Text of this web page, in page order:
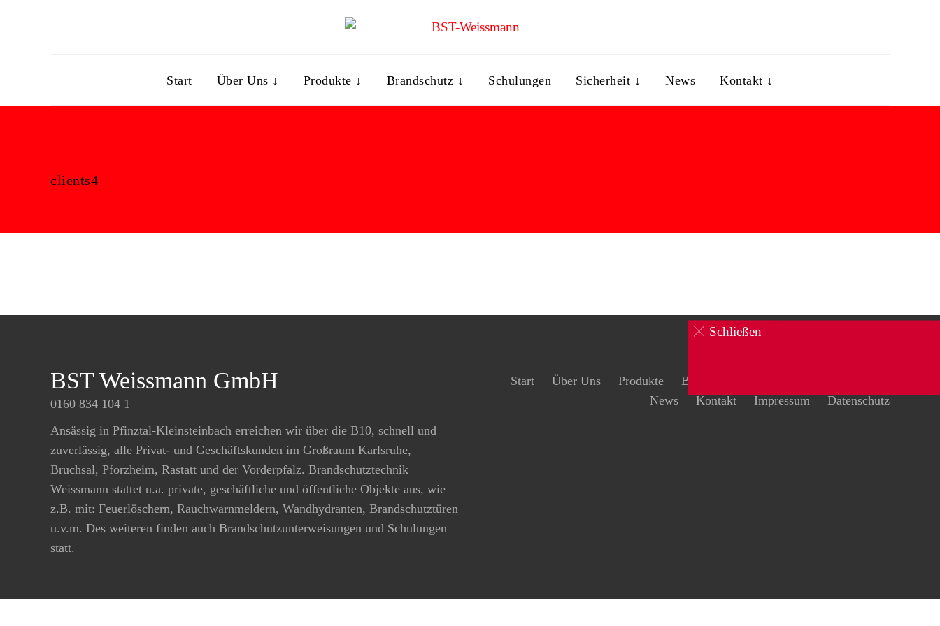
Start Über Uns ↓ Produkte ↓ Brandschutz ↓ Schulungen Sicherheit ↓ News Kontakt ↓
clients4
BST Weissmann GmbH
0160 834 104 1
Ansässig in Pfinztal-Kleinsteinbach erreichen wir über die B10, schnell und
zuverlässig, alle Privat- und Geschäftskunden im Großraum Karlsruhe,
Bruchsal, Pforzheim, Rastatt und der Vorderpfalz. Brandschutztechnik
Weissmann stattet u.a. private, geschäftliche und öffentliche Objekte aus, wie
z.B. mit: Feuerlöschern, Rauchwarnmeldern, Wandhydranten, Brandschutztüren
u.v.m. Des weiteren finden auch Brandschutzunterweisungen und Schulungen
statt.
Start Über Uns Produkte Brandschutz
News
Kontakt Impressum Datenschutz
Schließen